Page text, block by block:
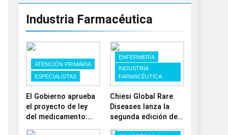
Industria Farmacéutica
ATENCIÓN PRIMARIA
ESPECIALISTAS
El Gobierno aprueba
el proyecto de ley
del medicamento:
ENFERMERÍA
INDUSTRIA
FARMACÉUTICA
Chiesi Global Rare
Diseases lanza la
segunda edición de